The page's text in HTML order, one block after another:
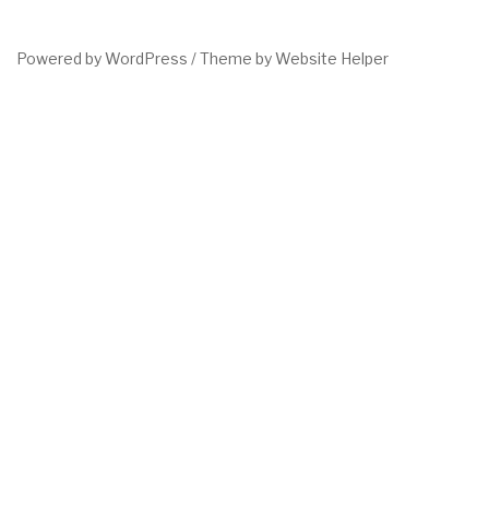
Powered by WordPress /Theme by Website Helper